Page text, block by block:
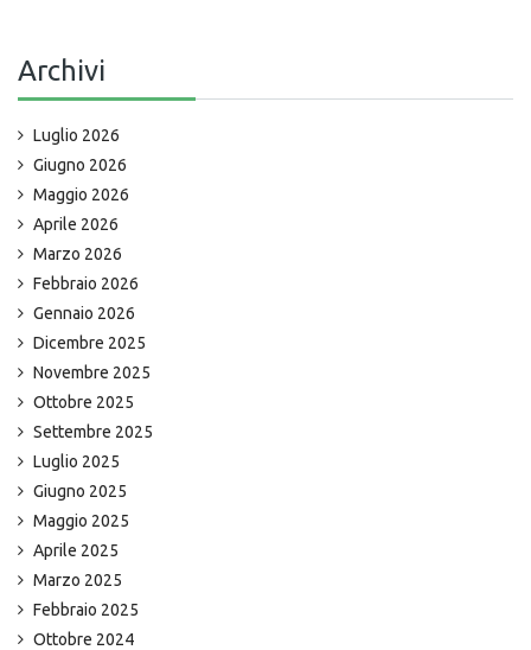
Archivi
Luglio 2026
Giugno 2026
Maggio 2026
Aprile 2026
Marzo 2026
Febbraio 2026
Gennaio 2026
Dicembre 2025
Novembre 2025
Ottobre 2025
Settembre 2025
Luglio 2025
Giugno 2025
Maggio 2025
Aprile 2025
Marzo 2025
Febbraio 2025
Ottobre 2024